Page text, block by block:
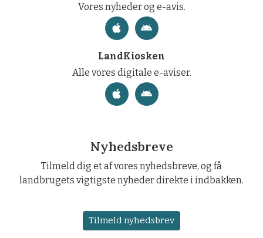
Vores nyheder og e-avis.
LandKiosken
Alle vores digitale e-aviser.
Nyhedsbreve
Tilmeld dig et af vores nyhedsbreve, og få
landbrugets vigtigste nyheder direkte i indbakken.
Tilmeld nyhedsbrev